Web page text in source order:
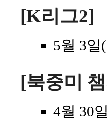
[K리그2]
5월 3일
[북중미
4월 30